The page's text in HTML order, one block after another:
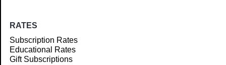
RATES
Subscription Rates
Educational Rates
Gift Subscriptions